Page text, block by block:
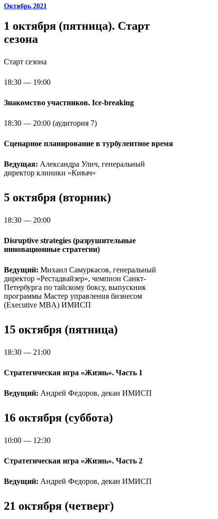
Октябрь 2021
1 октября (пятница). Старт
сезона
Старт сезона
18:30 — 19:00
Знакомство участников. Ice-breaking
18:30 — 20:00 (аудитория 7)
Сценарное планирование в турбулентное время
Ведущая: Александра Улич, генеральный
директор клиники «Кивач»
5 октября (вторник)
18:30 — 20:00
Disruptive strategies (разрушительные
инновационные стратегии)
Ведущий: Михаил Самуркасов, генеральный
директор «Рестадвайзер», чемпион Санкт-
Петербурга по тайскому боксу, выпускник
программы Мастер управления бизнесом
(Executive MBA) ИМИСП
15 октября (пятница)
18:30 — 21:00
Стратегическая игра «Жизнь». Часть 1
Ведущий: Андрей Федоров, декан ИМИСП
16 октября (суббота)
10:00 — 12:30
Стратегическая игра «Жизнь». Часть 2
Ведущий: Андрей Федоров, декан ИМИСП
21 октября (четверг)